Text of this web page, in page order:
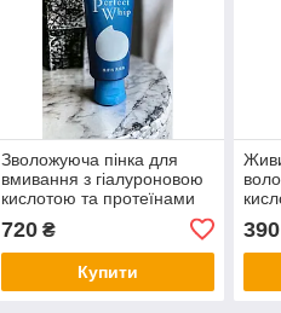
Зволожуюча пінка для
вмивання з гіалуроновою
кислотою та протеїнами
Perfect Whip 120 гр
720₴
Купити
390